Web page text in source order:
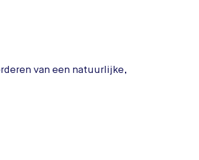
van een natuurlijke,